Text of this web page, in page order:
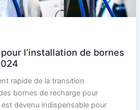
l’installation de bornes
rapide de la transition
bornes de recharge pour
devenu indispensable pour